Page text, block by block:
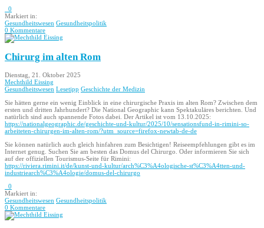
0
Markiert in:
Gesundheitswesen Gesundheitspolitik
0 Kommentare
Chirurg im alten Rom
Dienstag, 21. Oktober 2025
Mechthild Eissing
Gesundheitswesen Lesetipp Geschichte der Medizin
Sie hätten gerne ein wenig Einblick in eine chirurgische Praxis im alten Rom? Zwischen dem
ersten und dritten Jahrhundert? Die National Geographic kann Spektakuläres berichten. Und
natürlich sind auch spannende Fotos dabei. Der Artikel ist vom 13.10.2025:
https://nationalgeographic.de/geschichte-und-kultur/2025/10/sensationsfund-in-rimini-so-
arbeiteten-chirurgen-im-alten-rom/?utm_source=firefox-newtab-de-de
Sie können natürlich auch gleich hinfahren zum Besichtigen! Reiseempfehlungen gibt es im
Internet genug. Suchen Sie am besten das Domus del Chirurgo. Oder informieren Sie sich
auf der offiziellen Tourismus-Seite für Rimini:
https://riviera.rimini.it/de/kunst-und-kultur/arch%C3%A4ologische-st%C3%A4tten-und-
industriearch%C3%A4ologie/domus-del-chirurgo
0
Markiert in:
Gesundheitswesen Gesundheitspolitik
0 Kommentare